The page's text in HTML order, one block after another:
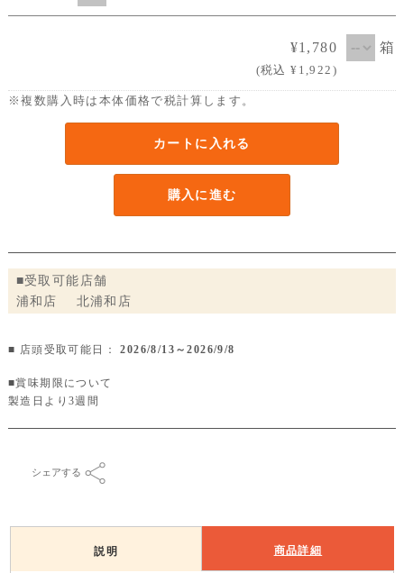
¥1,780
(税込 ¥1,922)
箱
※複数購入時は本体価格で税計算します。
カートに入れる
購入に進む
■受取可能店舗
浦和店 北浦和店
■ 店頭受取可能日：2026/8/13～2026/9/8
■賞味期限について
製造日より3週間
シェアする
説明 商品詳細